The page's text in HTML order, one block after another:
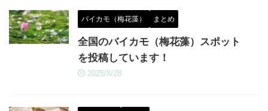
バイカモ（梅花藻） まとめ
全国のバイカモ（梅花藻）スポット
を投稿しています！
2025/8/28